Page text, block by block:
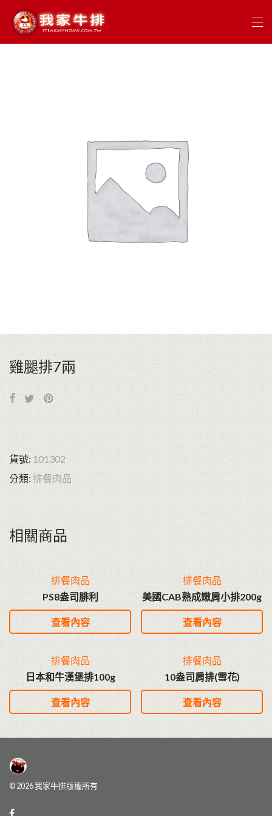
雞腿排7兩
貨號: 101302
分類: 排餐肉品
相關商品
排餐肉品
PS8盎司腓利
查看內容
排餐肉品
美國CAB熟成嫩肩小排200g
查看內容
排餐肉品
日本和牛漢堡排100g
查看內容
排餐肉品
10盎司肩排(雪花)
查看內容
© 2026 我家牛排版權所有